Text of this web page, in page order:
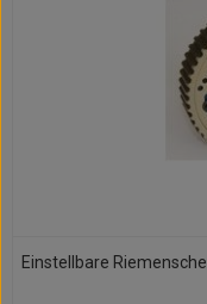
Einstellbare